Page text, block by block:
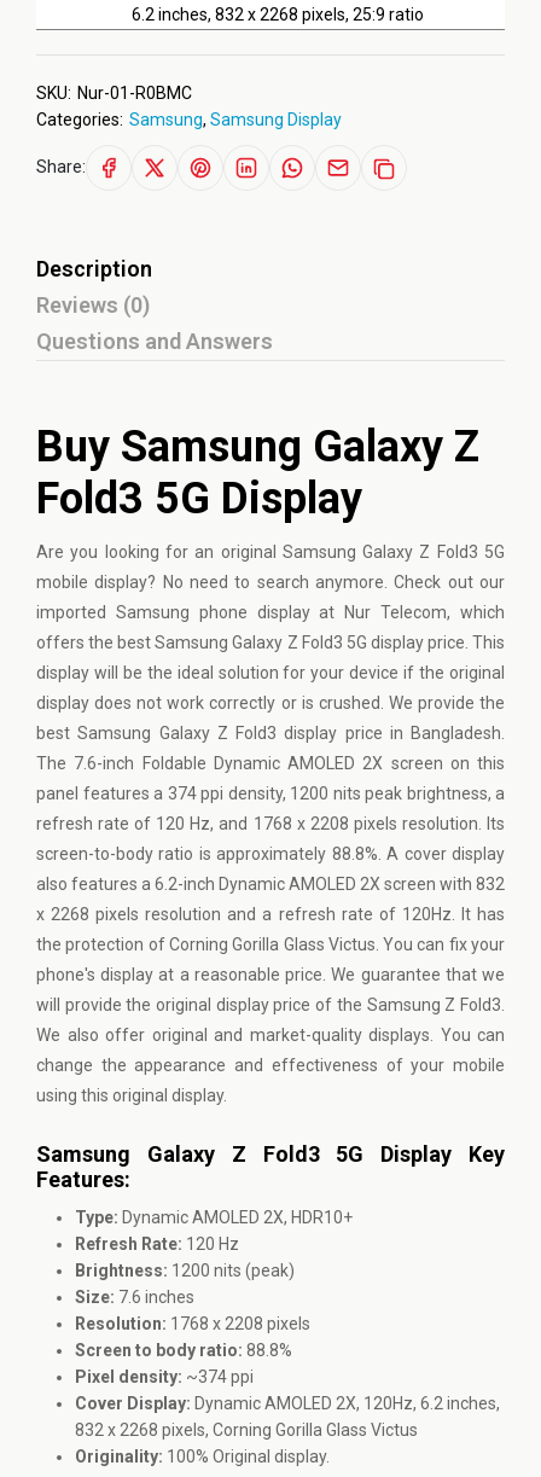
6.2 inches, 832 x 2268 pixels, 25:9 ratio
SKU: Nur-01-R0BMC
Categories: Samsung, Samsung Display
Share:
Description
Reviews (0)
Questions and Answers
Buy Samsung Galaxy Z
Fold3 5G Display
Are you looking for an original Samsung Galaxy Z Fold3 5G
mobile display? No need to search anymore. Check out our
imported Samsung phone display at Nur Telecom, which
offers the best Samsung Galaxy Z Fold3 5G display price. This
display will be the ideal solution for your device if the original
display does not work correctly or is crushed. We provide the
best Samsung Galaxy Z Fold3 display price in Bangladesh.
The 7.6-inch Foldable Dynamic AMOLED 2X screen on this
panel features a 374 ppi density, 1200 nits peak brightness, a
refresh rate of 120 Hz, and 1768 x 2208 pixels resolution. Its
screen-to-body ratio is approximately 88.8%. A cover display
also features a 6.2-inch Dynamic AMOLED 2X screen with 832
x 2268 pixels resolution and a refresh rate of 120Hz. It has
the protection of Corning Gorilla Glass Victus. You can fix your
phone's display at a reasonable price. We guarantee that we
will provide the original display price of the Samsung Z Fold3.
We also offer original and market-quality displays. You can
change the appearance and effectiveness of your mobile
using this original display.
Samsung Galaxy Z Fold3 5G Display Key
Features:
Type: Dynamic AMOLED 2X, HDR10+
Refresh Rate: 120 Hz
Brightness: 1200 nits (peak)
Size: 7.6 inches
Resolution: 1768 x 2208 pixels
Screen to body ratio: 88.8%
Pixel density: ~374 ppi
Cover Display: Dynamic AMOLED 2X, 120Hz, 6.2 inches,
832 x 2268 pixels, Corning Gorilla Glass Victus
Originality: 100% Original display.